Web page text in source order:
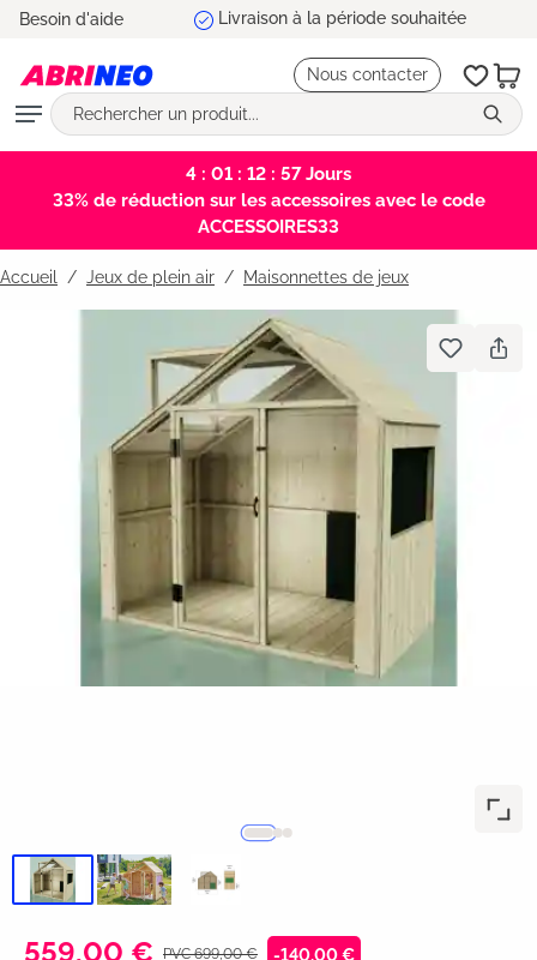
principal
Besoin d'aide 5 ans de garantie
Nous contacter
4 : 01 : 12 : 56Jours
33% de réduction sur les accessoires avec le code
ACCESSOIRES33
Accueil Jeux de plein air / Maisonnettes de jeux
559,00 € PVC 699,00 € -140,00 €